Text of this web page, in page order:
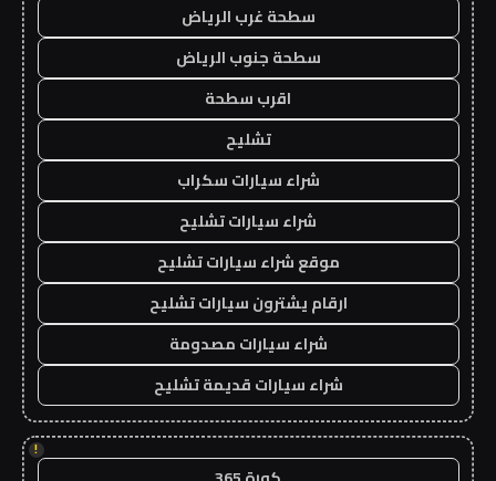
سطحة غرب الرياض
سطحة جنوب الرياض
اقرب سطحة
تشليح
شراء سيارات سكراب
شراء سيارات تشليح
موقع شراء سيارات تشليح
ارقام يشترون سيارات تشليح
شراء سيارات مصدومة
شراء سيارات قديمة تشليح
!